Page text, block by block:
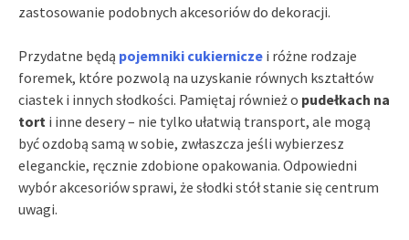
zastosowanie podobnych akcesoriów do dekoracji.
Przydatne będą pojemniki cukiernicze i różne rodzaje
foremek, które pozwolą na uzyskanie równych kształtów
ciastek i innych słodkości. Pamiętaj również o pudełkach na
tort i inne desery – nie tylko ułatwią transport, ale mogą
być ozdobą samą w sobie, zwłaszcza jeśli wybierzesz
eleganckie, ręcznie zdobione opakowania. Odpowiedni
wybór akcesoriów sprawi, że słodki stół stanie się centrum
uwagi.